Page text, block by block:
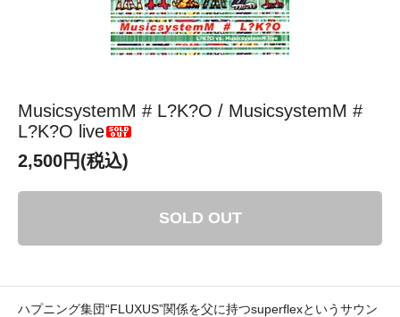
MusicsystemM # L?K?O / MusicsystemM #
L?K?O live
2,500円(税込)
SOLD OUT
ハプニング集団“FLUXUS”関係を父に持つsuperflexというサウン